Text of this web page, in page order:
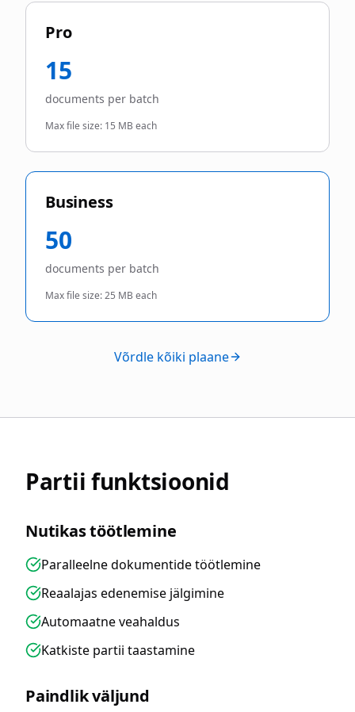
Pro
15
documents per batch
Max file size: 15 MB each
Business
50
documents per batch
Max file size:25 MB each
Võrdle kõiki plaane
Partii funktsioonid
Nutikas töötlemine
Paralleelne dokumentide töötlemine
Reaalajas edenemise jälgimine
Automaatne veahaldus
Katkiste partii taastamine
Paindlik väljund